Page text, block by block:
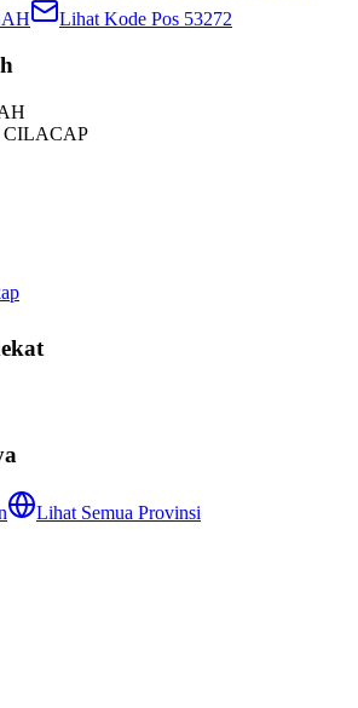
Lihat Kode Pos 53272
Lihat Semua Provinsi